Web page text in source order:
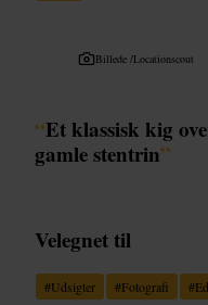
Billede /Locationscout
“Et klassisk kig
gamle stentrin”
Velegnet til
#Udsigter #Fotografi #